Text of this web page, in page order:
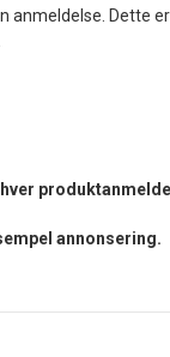
anmeldelse. Dette
annonsering.